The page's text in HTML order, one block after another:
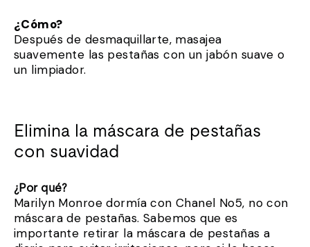
¿Cómo?
Después de desmaquillarte, masajea
suavemente las pestañas con un jabón suave o
un limpiador.
Elimina la máscara de pestañas
con suavidad
¿Por qué?
Marilyn Monroe dormía con Chanel No5, no con
máscara de pestañas. Sabemos que es
importante retirar la máscara de pestañas a